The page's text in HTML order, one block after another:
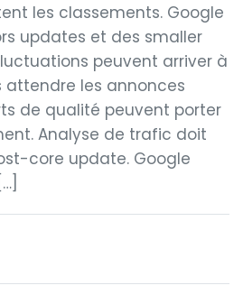
les classements. Google
updates et des smaller
peuvent arriver à
les annonces
de qualité peuvent porter
Analyse de trafic doit
core update. Google